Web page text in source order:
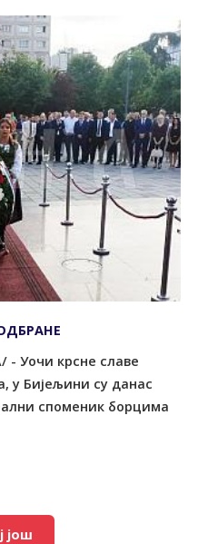
- Уочи крсне славе
у Бијељини су данас
споменик борцима
још